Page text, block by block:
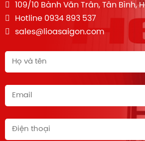
109/10 Bành Văn Trân, Tân Bình,
Hotline 0934 893 537
sales@lioasaigon.com